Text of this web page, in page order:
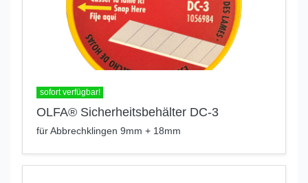
sofort verfügbar!
OLFA® Sicherheitsbehälter DC-3
für Abbrechklingen 9mm + 18mm